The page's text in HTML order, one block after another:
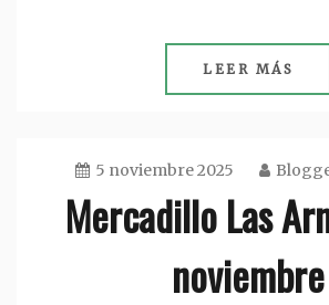
LEER MÁS
5 noviembre 2025
Mercadillo Las
noviembre